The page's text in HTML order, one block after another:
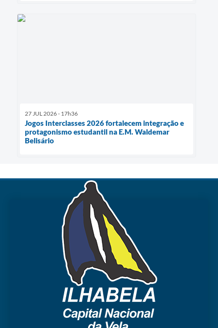
27 JUL 2026 - 17h36
Jogos Interclasses 2026 fortalecem integração e
protagonismo estudantil na E.M. Waldemar
Belisário